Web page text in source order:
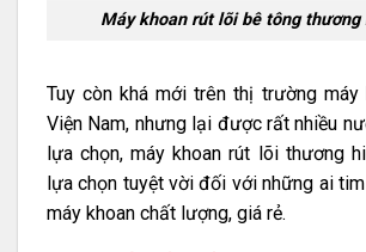
Máy khoan rút lõi bê tông thương
Tuy còn khá mới trên thị trường
Viện Nam, nhưng lại được rất nhiều
lựa chọn, máy khoan rút lõi thương
lựa chọn tuyệt vời đối với những ai
máy khoan chất lượng, giá rẻ.